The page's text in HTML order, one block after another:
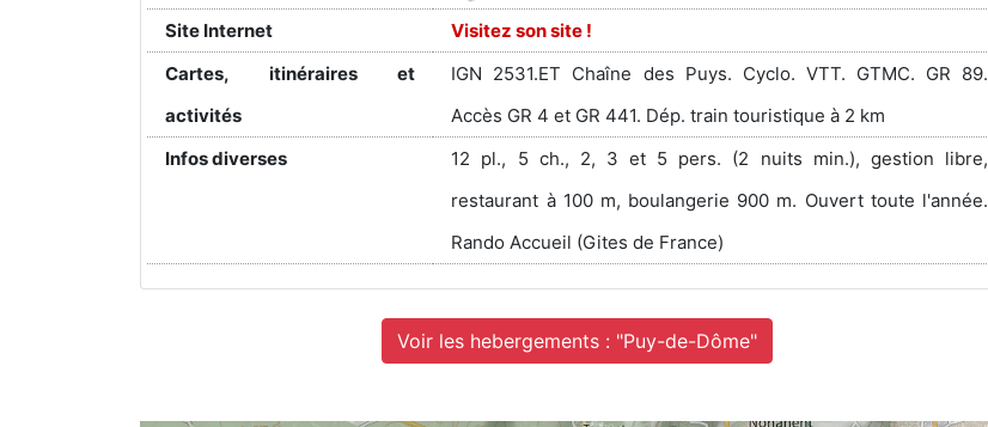
Site Internet
Visitez son site !
Cartes, itinéraires et
activités
IGN 2531.ET Chaîne des Puys. Cyclo. VTT. GTMC. GR 89.
Accès GR 4 et GR 441. Dép. train touristique à 2 km
Infos diverses
12 pl., 5 ch., 2, 3 et 5 pers. (2 nuits min.), gestion libre,
restaurant à 100 m, boulangerie 900 m. Ouvert toute l'année.
Rando Accueil (Gites de France)
Voir les hebergements : "Puy-de-Dôme"